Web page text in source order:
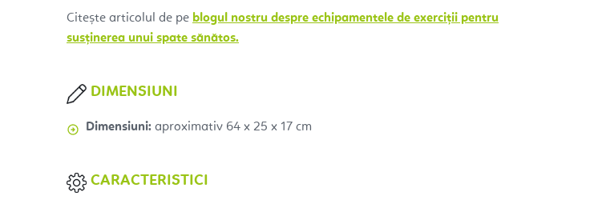
Citește articolul de pe blogul nostru despre echipamentele de exerciții pentru
susținerea unui spate sănătos.
DIMENSIUNI
Dimensiuni: aproximativ 64 x 25 x 17 cm
CARACTERISTICI